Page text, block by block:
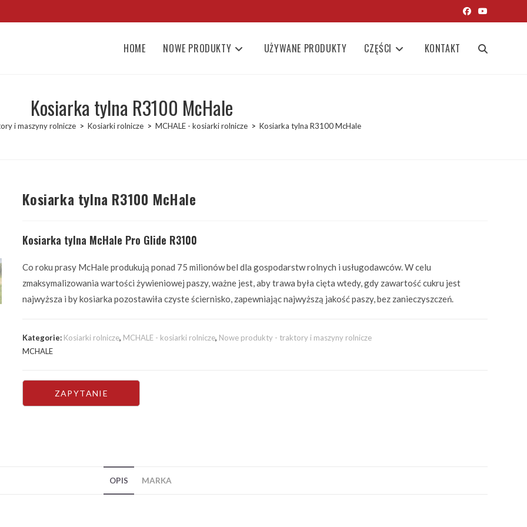
HOME NOWE PRODUKTY UŻYWANE PRODUKTY CZĘŚCI KONTAKT TOGGLE
Kosiarka tylna R3100 McHale
i maszyny rolnicze > Kosiarki rolnicze > MCHALE - kosiarki rolnicze > Kosiarka tylna R3100 McHale
Kosiarka tylna R3100 McHale
Kosiarka tylna McHale Pro Glide R3100
Co roku prasy McHale produkują ponad 75 milionów bel dla gospodarstw rolnych i usługodawców. W celu
zmaksymalizowania wartości żywieniowej paszy, ważne jest, aby trawa była cięta wtedy, gdy zawartość cukru jest
najwyższa i by kosiarka pozostawiła czyste ściernisko, zapewniając najwyższą jakość paszy, bez zanieczyszczeń.
Kategorie: Kosiarki rolnicze, MCHALE - kosiarki rolnicze, Nowe produkty - traktory i maszyny rolnicze
MCHALE
OPIS MARKA